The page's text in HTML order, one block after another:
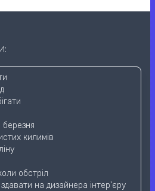
березня
килимів
обстріл
на дизайнера інтер'єру